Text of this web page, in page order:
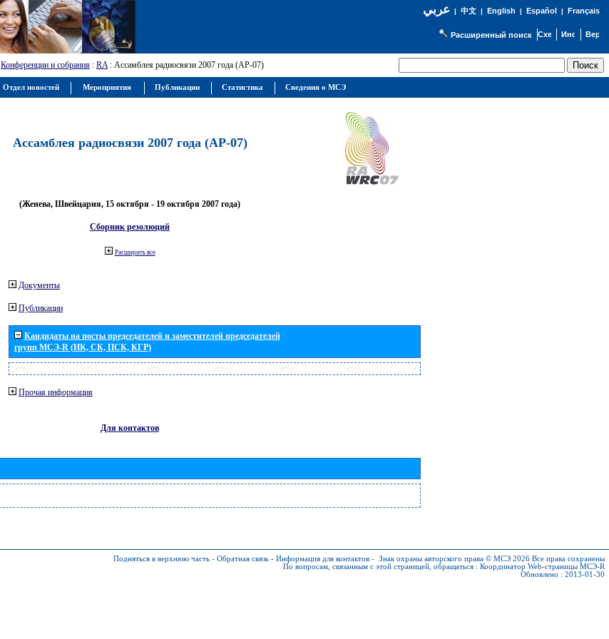
عربي| 中文| English | Español | Français
Расширенный поиск
Конференции и собрания : RA: Ассамблея радиосвязи 2007 года (АР-07)
Ассамблея радиосвязи 2007 года (АР-07)
(Женева, Швейцария, 15 октября - 19 октября 2007 года)
Сборник резолюций
Расширить все
Документы
Публикации
Кандидаты на посты председателей и заместителей председателей
групп МСЭ-R (ИК, СК, ПСК, КГР)
Прочая информация
Для контактов
Подняться в верхнюю часть - Обратная связь - Информация для контактов - Знак охраны авторского права © МСЭ 2026 Все права сохранены
По вопросам, связанным с этой страницей, обращаться : Координатор Web-страницы МСЭ-R
Обновлено : 2013-01-30
Отдел новостей Мероприятия Публикации Статистика Сведения о МСЭ